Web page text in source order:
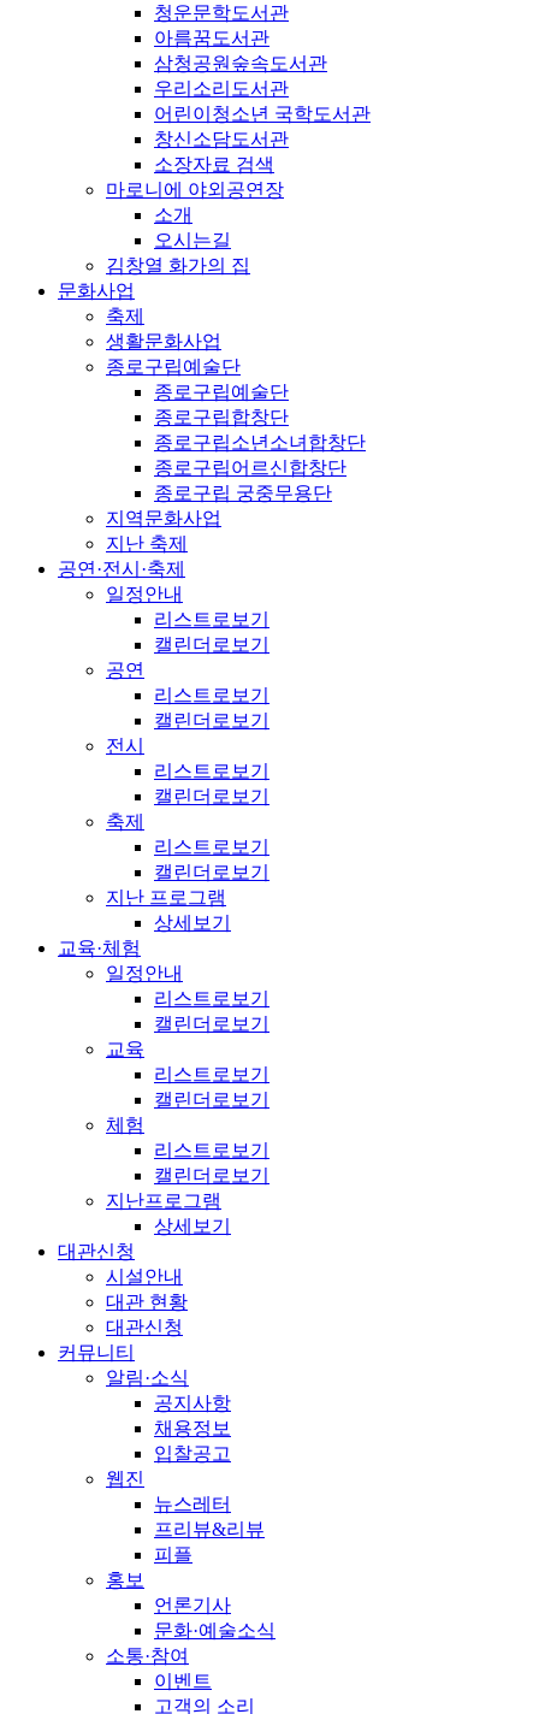
청운문학도서관
아름꿈도서관
삼청공원숲속도서관
우리소리도서관
어린이청소년 국학도서관
창신소담도서관
소장자료 검색
마로니에 야외공연장
소개
오시는길
김창열 화가의 집
문화사업
축제
생활문화사업
종로구립예술단
종로구립예술단
종로구립합창단
종로구립소년소녀합창단
종로구립어르신합창단
종로구립 궁중무용단
지역문화사업
지난 축제
공연·전시·축제
일정안내
리스트로보기
캘린더로보기
공연
리스트로보기
캘린더로보기
전시
리스트로보기
캘린더로보기
축제
리스트로보기
캘린더로보기
지난 프로그램
상세보기
교육·체험
일정안내
리스트로보기
캘린더로보기
교육
리스트로보기
캘린더로보기
체험
리스트로보기
캘린더로보기
지난프로그램
상세보기
대관신청
시설안내
대관 현황
대관신청
커뮤니티
알림·소식
공지사항
채용정보
입찰공고
웹진
뉴스레터
프리뷰&리뷰
피플
홍보
언론기사
문화·예술소식
소통·참여
이벤트
고객의 소리